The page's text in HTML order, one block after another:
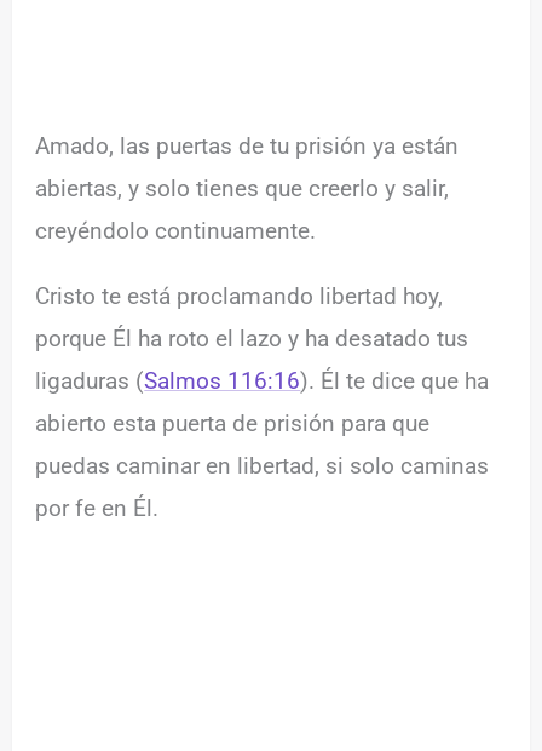
Amado, las puertas de tu prisión ya están
abiertas, y solo tienes que creerlo y salir,
creyéndolo continuamente.
Cristo te está proclamando libertad hoy,
porque Él ha roto el lazo y ha desatado tus
ligaduras (Salmos 116:16). Él te dice que ha
abierto esta puerta de prisión para que
puedas caminar en libertad, si solo caminas
por fe en Él.